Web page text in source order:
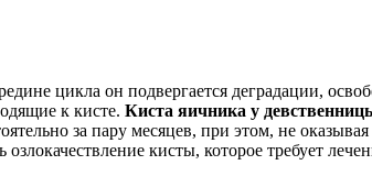
цикла он подвергается деградации,
к кисте. Киста яичника у
за пару месяцев, при этом, не
кисты, которое требует